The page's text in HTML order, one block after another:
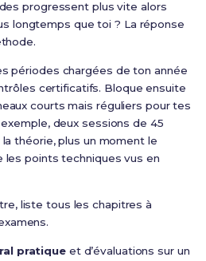
progressent plus vite alors
longtemps que toi ? La réponse
périodes chargées de ton année
certificatifs. Bloque ensuite
courts mais réguliers pour tes
exemple, deux sessions de 45
théorie, plus un moment le
points techniques vus en
liste tous les chapitres à
pratiqueet d’évaluations sur un